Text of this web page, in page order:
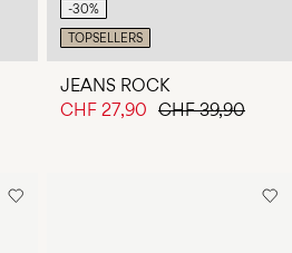
-30%
TOPSELLERS
JEANS ROCK
CHF 27,90 CHF 39,90